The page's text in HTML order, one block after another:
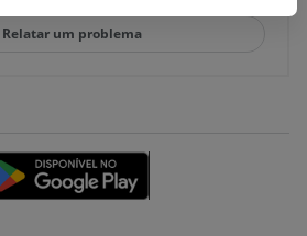
Relatar um problema